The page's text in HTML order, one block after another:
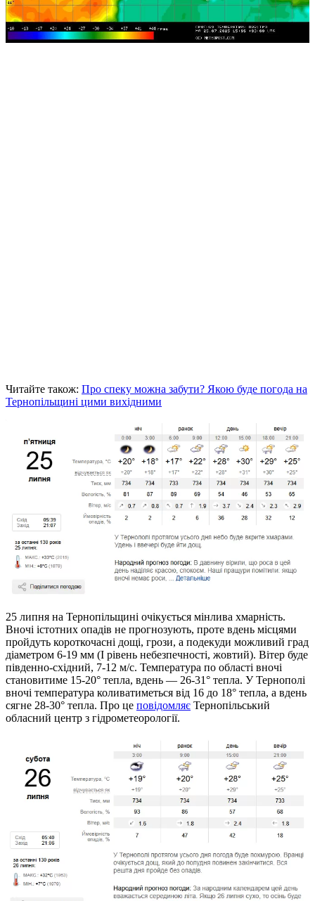
Читайте також: Про спеку можна забути? Якою буде погода на
Тернопільщині цими вихідними
25 липня на Тернопільщині очікується мінлива хмарність.
Вночі істотних опадів не прогнозують, проте вдень місцями
пройдуть короткочасні дощі, грози, а подекуди можливий град
діаметром 6-19 мм (І рівень небезпечності, жовтий). Вітер буде
південно-східний, 7-12 м/с. Температура по області вночі
становитиме 15-20° тепла, вдень — 26-31° тепла. У Тернополі
вночі температура коливатиметься від 16 до 18° тепла, а вдень
сягне 28-30° тепла. Про це повідомляє Тернопільський
обласний центр з гідрометеорології.